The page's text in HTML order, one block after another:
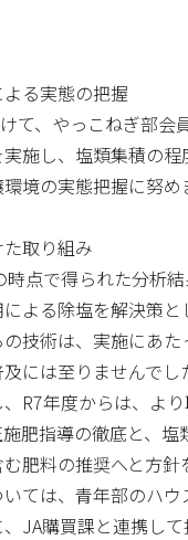
よる実態の把握
て、やっこねぎ部会
施し、塩類集積の
境の実態把握に努め
た取り組み
点で得られた分析
よる除塩を解決策と
技術は、実施にあ
には至りませんでし
R7年度からは、よ
肥指導の徹底と、塩
肥料の推奨へと方針
ては、青年部のハウ
JA購買課と連携し